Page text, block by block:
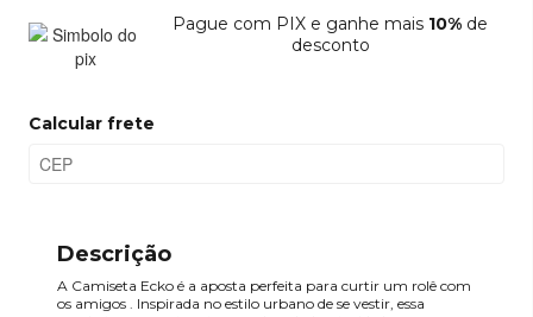
Pague com PIX e ganhe mais 10% de
desconto
Calcular frete
Descrição
A Camiseta Ecko é a aposta perfeita para curtir um rolê com
os amigos . Inspirada no estilo urbano de se vestir, essa